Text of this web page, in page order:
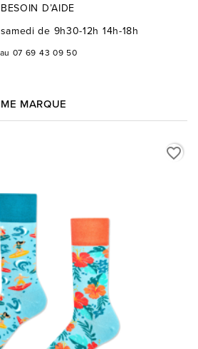
BESOIN D’AIDE
de 9h30-12h 14h-18h
au 07 69 43 09 50
MARQUE
favorite_border